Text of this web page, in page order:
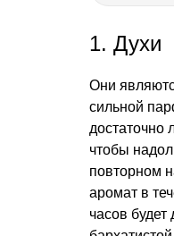
1. Духи
Они
сильной
достаточно
чтобы
повторном
аромат в
часов